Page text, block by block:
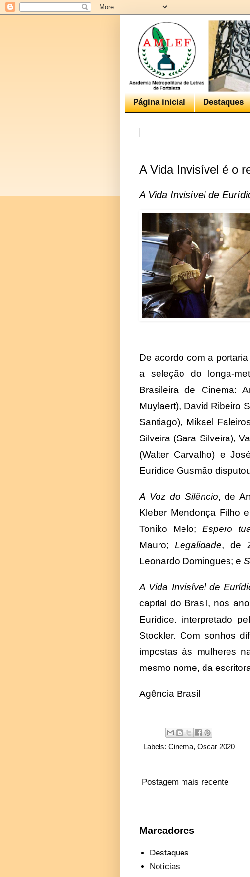
Página inicial Destaques
A Vida Invisível é o
A Vida Invisível de
De acordo com a
a seleção do longa-
Brasileira de Cinema:
Muylaert), David Ribeiro
Santiago), Mikael
Silveira (Sara Silveira),
(Walter Carvalho) e
Eurídice Gusmão
A Voz do Silêncio, de
Kleber Mendonça Filho
Toniko Melo; Espero
Mauro;Legalidade, de
Leonardo Domingues; e
A Vida Invisível de
capital do Brasil, nos
Eurídice, interpretado
Stockler. Com sonhos
impostas às mulheres
mesmo nome, da
Agência Brasil
Labels: Cinema, Oscar 2020
Postagem mais recente
Marcadores
Destaques
Notícias